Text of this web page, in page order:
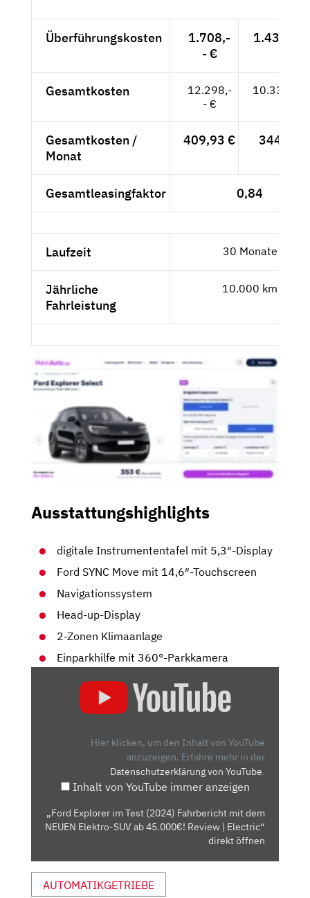
Überführungskosten
1.708,-
- €
1.435,29
Gesamtkosten
12.298,-
- €
10.334,45
Gesamtkosten /
Monat
409,93 € 344,48 €
Gesamtleasingfaktor 0,84
Laufzeit 30 Monate
Jährliche
Fahrleistung
10.000 km
Ausstattungshighlights
digitale Instrumententafel mit 5,3″-Display
Ford SYNC Move mit 14,6″-Touchscreen
Navigationssystem
Head-up-Display
2-Zonen Klimaanlage
Einparkhilfe mit 360°-Parkkamera
EXPLORER
NEUEN
ELEKTRO-
45.000€!
REVIEW
Hier klicken, um den Inhalt von YouTube
anzuzeigen. Erfahre mehr in der
Datenschutzerklärung von YouTube.
Inhalt von YouTube immer anzeigen
„Ford Explorer im Test (2024) Fahrbericht mit dem
NEUEN Elektro-SUV ab 45.000€! Review | Electric“
direkt öffnen
AUTOMATIKGETRIEBE